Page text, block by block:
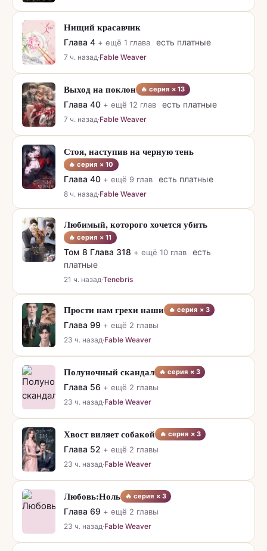
Нищий красавчик
Глава 4 + ещё 1 глава есть платные
7 ч. назад·Fable Weaver
Выход на поклон 🔥 серия ×13
Глава 40 + ещё 12 глав есть платные
7 ч. назад·Fable Weaver
Стоя, наступив на черную тень
🔥 серия ×10
Глава 40 + ещё 9 глав есть платные
8 ч. назад·Fable Weaver
Любимый, которого хочется убить
🔥 серия ×11
Том 8 Глава 318 + ещё 10 глав
есть
платные
21 ч. назад·Tenebris
Прости нам грехи наши 🔥 серия ×3
Глава 99 + ещё 2 главы
23 ч. назад·Fable Weaver
Полуночный скандал 🔥 серия ×3
Глава 56 + ещё 2 главы
23 ч. назад·Fable Weaver
Хвост виляет собакой 🔥 серия ×3
Глава 52 + ещё 2 главы
23 ч. назад·Fable Weaver
Любовь:Ноль 🔥 серия ×3
Глава 69 + ещё 2 главы
23 ч. назад·Fable Weaver